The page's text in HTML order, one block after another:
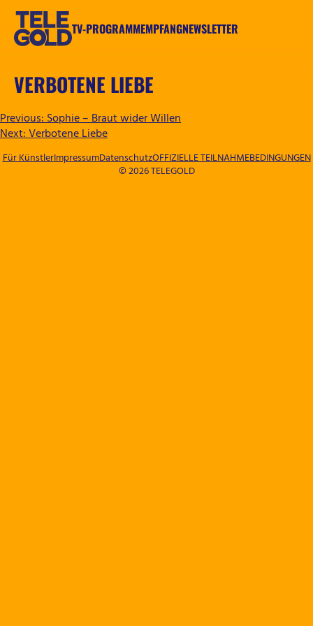
Zum
springen
TV-PROGRAMMEMPFANGNEWSLETTER
VERBOTENE LIEBE
BEITRAGSNAVIGATION
Previous:Sophie – Braut wider Willen
Next:Verbotene Liebe
© 2026 TELEGOLD
Für KünstlerImpressumDatenschutzOFFIZIELLE TEILNAHMEBEDINGUNGEN